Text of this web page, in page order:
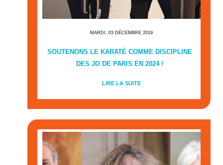
MARDI, 03 DÉCEMBRE 2019
SOUTENONS LE KARATÉ COMME DISCIPLINE
DES JO DE PARIS EN 2024 !
LIRE LA SUITE